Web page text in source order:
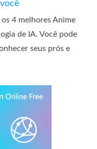
4 melhores Anime
de IA. Você pode
seus prós e